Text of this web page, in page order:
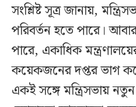
সংশ্লিষ্ট সূত্র জানায়,
পরিবর্তন হতে পারে।
পারে, একাধিক
কয়েকজনের দপ্তর ভাগ
একই সঙ্গে মন্ত্রিসভায়